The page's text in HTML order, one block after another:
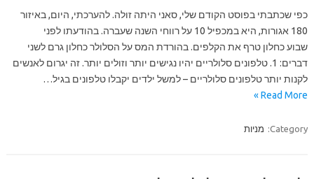
כפי שכתבתי בפוסט הקודם שלי, סאני היתה זולה. להערכתי, היום, באיזור
180 אגורות, היא במכפיל 10 על רווחי השנה שעברה. בהודעתו לפני
שבוע כחלון טרף את הקלפים. בהורדת המס על הסלולר כחלון גרם לשני
דברים: 1. טלפונים סלולריים יהיו נגישים יותר וזולים יותר. זה יגרום לאנשים
לקנות יותר טלפונים סלולריים – למשל ילדים יקבלו טלפונים בגיל…
Read More »
Category: מניות